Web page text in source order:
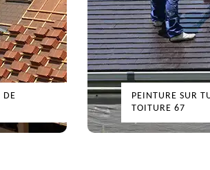
DE
PEINTURE SUR
TOITURE 67